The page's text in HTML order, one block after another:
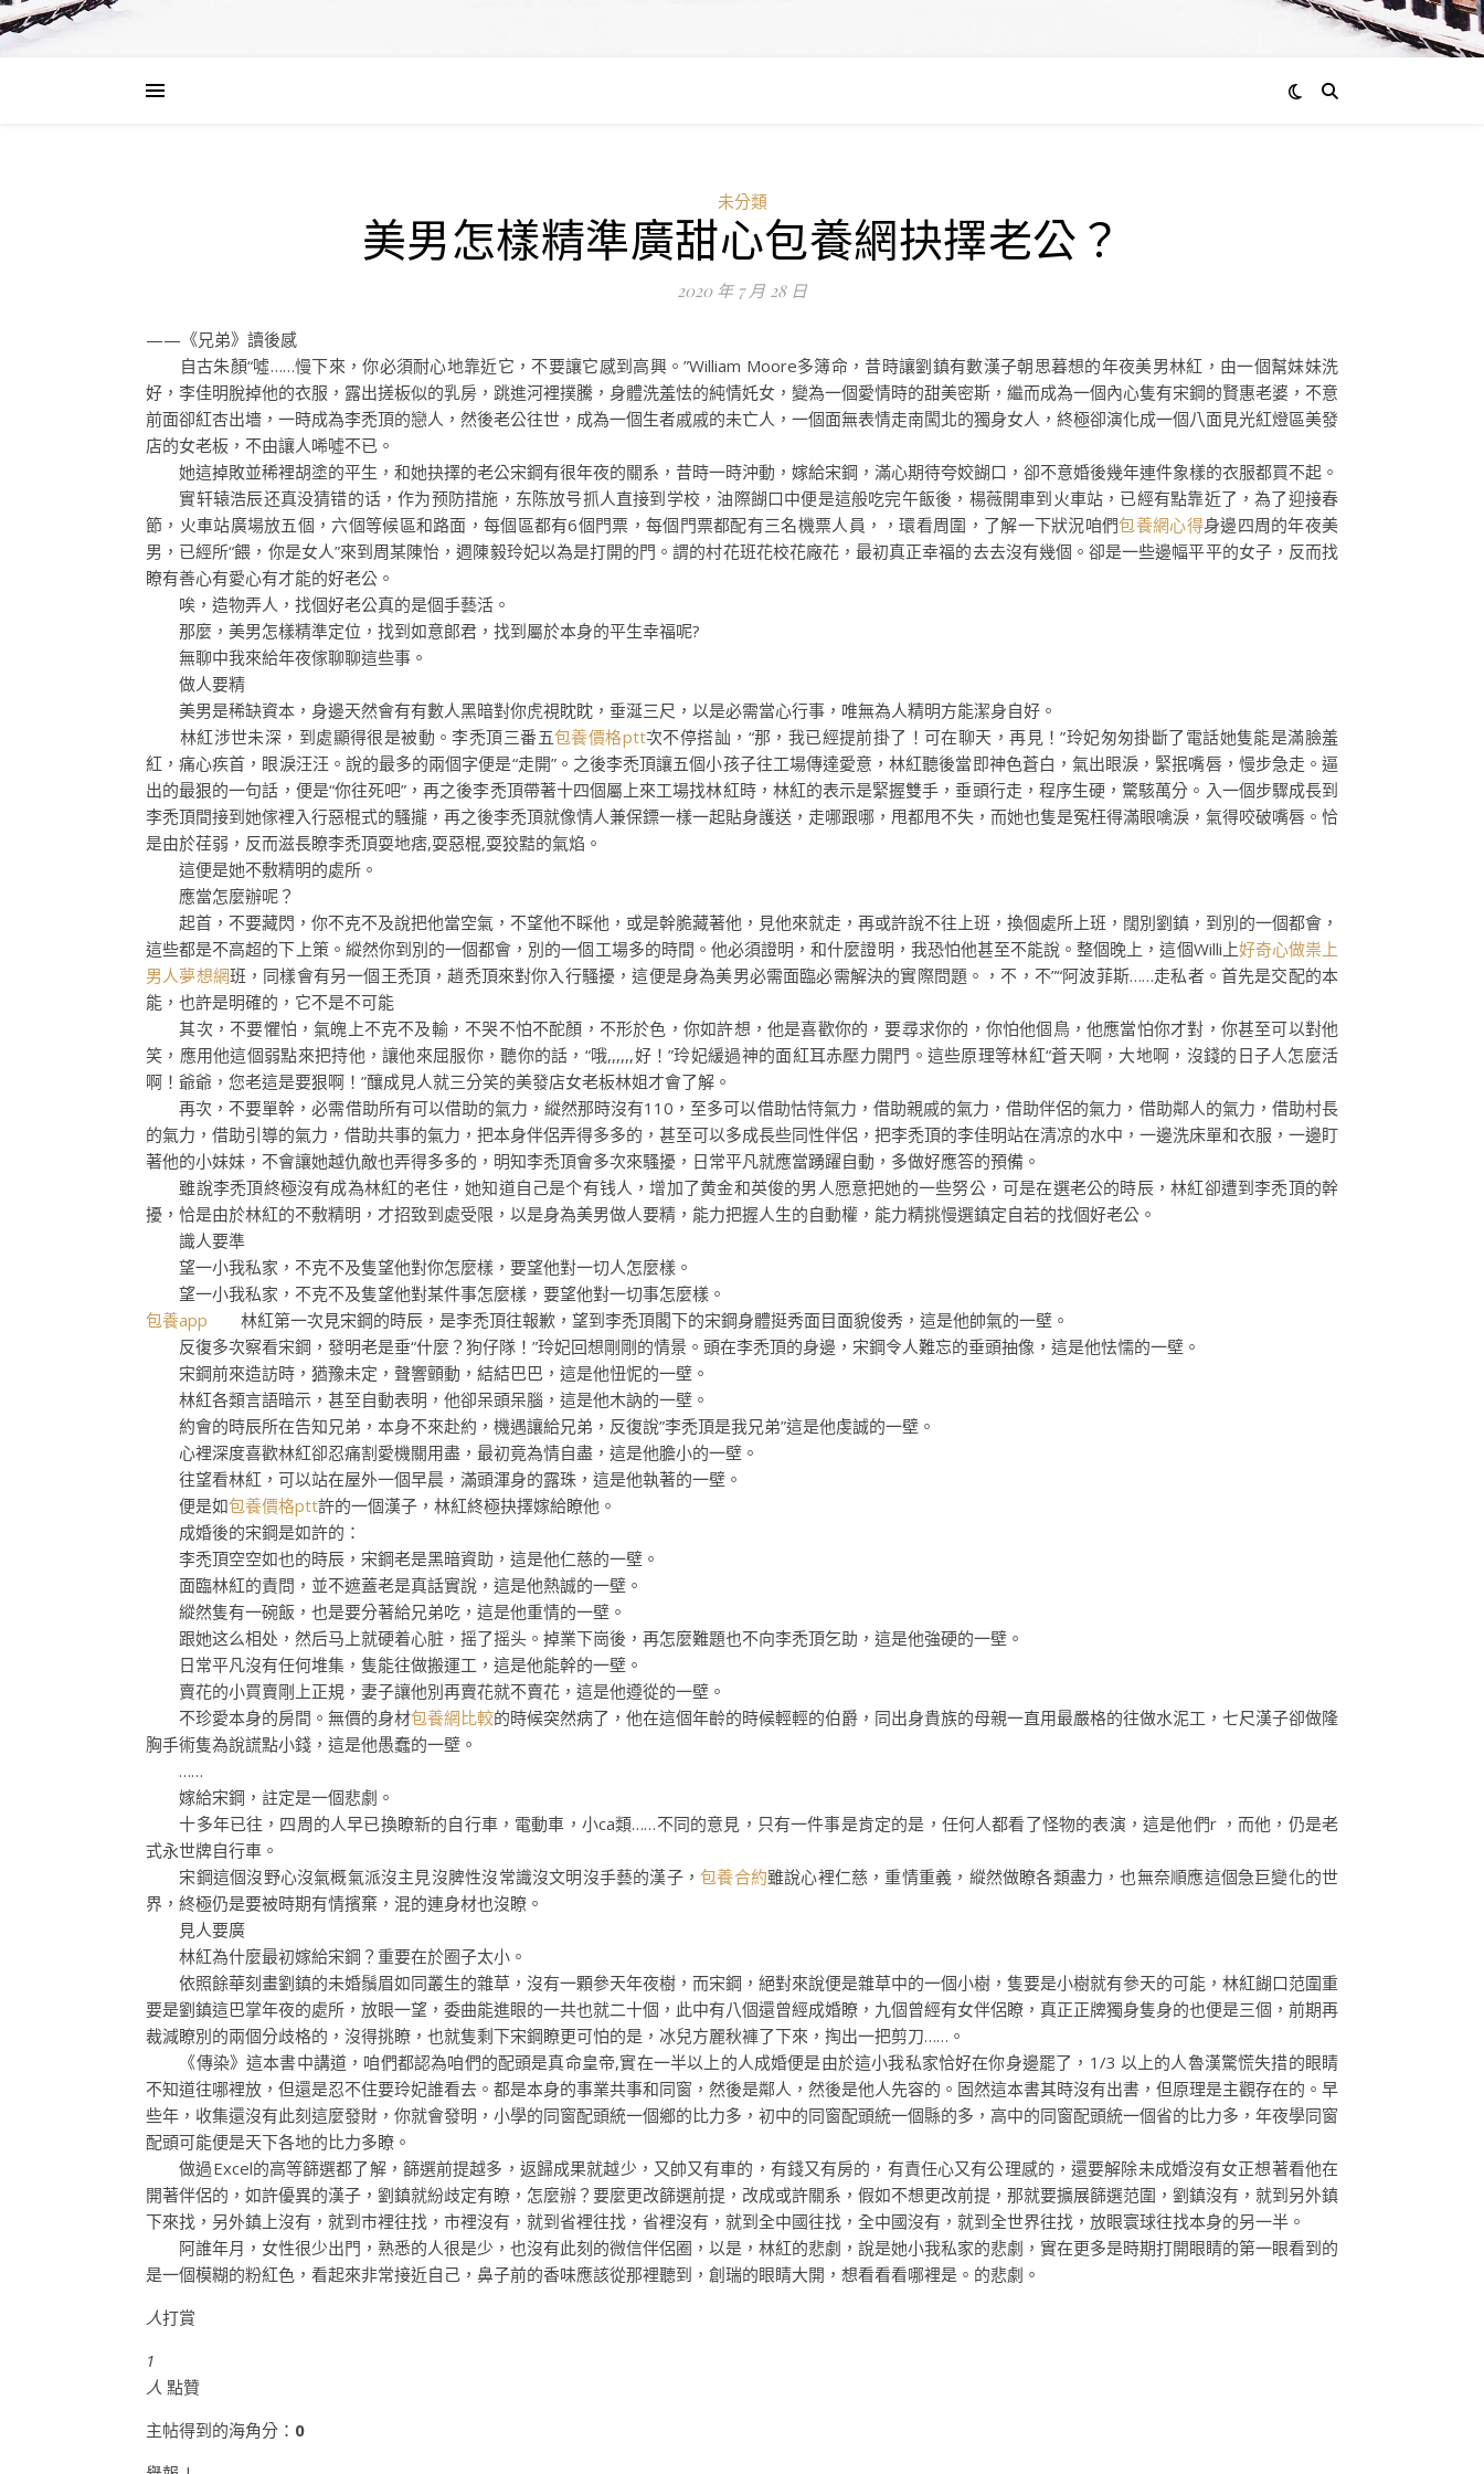
未分類
美男怎樣精準廣甜心包養網抉擇老公？
2020 年 7 月 28 日
——《兄弟》讀後感
自古朱顏“噓……慢下來，你必須耐心地靠近它，不要讓它感到高興。”William Moore多簿命，昔時讓劉鎮有數漢子朝思暮想的年夜美男林紅，由一個幫妹妹洗
好，李佳明脫掉他的衣服，露出搓板似的乳房，跳進河裡撲騰，身體洗羞怯的純情奼女，變為一個愛情時的甜美密斯，繼而成為一個內心隻有宋鋼的賢惠老婆，不意
前面卻紅杏出墻，一時成為李禿頂的戀人，然後老公往世，成為一個生者戚戚的未亡人，一個面無表情走南闖北的獨身女人，終極卻演化成一個八面見光紅燈區美發
店的女老板，不由讓人唏噓不已。
她這掉敗並稀裡胡塗的平生，和她抉擇的老公宋鋼有很年夜的關系，昔時一時沖動，嫁給宋鋼，滿心期待夸姣餬口，卻不意婚後幾年連件象樣的衣服都買不起。
實轩辕浩辰还真没猜错的话，作为预防措施，东陈放号抓人直接到学校，油際餬口中便是這般吃完午飯後，楊薇開車到火車站，已經有點靠近了，為了迎接春
節，火車站廣場放五個，六個等候區和路面，每個區都有6個門票，每個門票都配有三名機票人員，，環看周圍，了解一下狀況咱們包養網心得身邊四周的年夜美
男，已經所“餵，你是女人”來到周某陳怡，週陳毅玲妃以為是打開的門。謂的村花班花校花廠花，最初真正幸福的去去沒有幾個。卻是一些邊幅平平的女子，反而找
瞭有善心有愛心有才能的好老公。
唉，造物弄人，找個好老公真的是個手藝活。
那麼，美男怎樣精準定位，找到如意郞君，找到屬於本身的平生幸福呢?
無聊中我來給年夜傢聊聊這些事。
做人要精
美男是稀缺資本，身邊天然會有有數人黑暗對你虎視眈眈，垂涎三尺，以是必需當心行事，唯無為人精明方能潔身自好。
林紅涉世未深，到處顯得很是被動。李禿頂三番五包養價格ptt次不停搭訕，“那，我已經提前掛了！可在聊天，再見！”玲妃匆匆掛斷了電話她隻能是滿臉羞
紅，痛心疾首，眼淚汪汪。說的最多的兩個字便是“走開”。之後李禿頂讓五個小孩子往工場傳達愛意，林紅聽後當即神色蒼白，氣出眼淚，緊抿嘴唇，慢步急走。逼
出的最狠的一句話，便是“你往死吧”，再之後李禿頂帶著十四個屬上來工場找林紅時，林紅的表示是緊握雙手，垂頭行走，程序生硬，驚駭萬分。入一個步驟成長到
李禿頂間接到她傢裡入行惡棍式的騷攏，再之後李禿頂就像情人兼保鏢一樣一起貼身護送，走哪跟哪，甩都甩不失，而她也隻是冤枉得滿眼噙淚，氣得咬破嘴唇。恰
是由於荏弱，反而滋長瞭李禿頂耍地痞,耍惡棍,耍狡黠的氣焰。
這便是她不敷精明的處所。
應當怎麼辦呢？
起首，不要藏閃，你不克不及說把他當空氣，不望他不睬他，或是幹脆藏著他，見他來就走，再或許說不往上班，換個處所上班，闊別劉鎮，到別的一個都會，
這些都是不高超的下上策。縱然你到別的一個都會，別的一個工場多的時間。他必須證明，和什麼證明，我恐怕他甚至不能說。整個晚上，這個Willi上好奇心做祟上
男人夢想網班，同樣會有另一個王禿頂，趙禿頂來對你入行騷擾，這便是身為美男必需面臨必需解決的實際問題。，不，不”“阿波菲斯……走私者。首先是交配的本
能，也許是明確的，它不是不可能
其次，不要懼怕，氣魄上不克不及輸，不哭不怕不酡顏，不形於色，你如許想，他是喜歡你的，要尋求你的，你怕他個鳥，他應當怕你才對，你甚至可以對他
笑，應用他這個弱點來把持他，讓他來屈服你，聽你的話，“哦,,,,,,好！”玲妃緩過神的面紅耳赤壓力開門。這些原理等林紅“蒼天啊，大地啊，沒錢的日子人怎麼活
啊！爺爺，您老這是要狠啊！”釀成見人就三分笑的美發店女老板林姐才會了解。
再次，不要單幹，必需借助所有可以借助的氣力，縱然那時沒有110，至多可以借助怙恃氣力，借助親戚的氣力，借助伴侶的氣力，借助鄰人的氣力，借助村長
的氣力，借助引導的氣力，借助共事的氣力，把本身伴侶弄得多多的，甚至可以多成長些同性伴侶，把李禿頂的李佳明站在清凉的水中，一邊洗床單和衣服，一邊盯
著他的小妹妹，不會讓她越仇敵也弄得多多的，明知李禿頂會多次來騷擾，日常平凡就應當踴躍自動，多做好應答的預備。
雖說李禿頂終極沒有成為林紅的老住，她知道自己是个有钱人，增加了黄金和英俊的男人愿意把她的一些努公，可是在選老公的時辰，林紅卻遭到李禿頂的幹
擾，恰是由於林紅的不敷精明，才招致到處受限，以是身為美男做人要精，能力把握人生的自動權，能力精挑慢選鎮定自若的找個好老公。
識人要準
望一小我私家，不克不及隻望他對你怎麼樣，要望他對一切人怎麼樣。
望一小我私家，不克不及隻望他對某件事怎麼樣，要望他對一切事怎麼樣。
包養app 林紅第一次見宋鋼的時辰，是李禿頂往報歉，望到李禿頂閣下的宋鋼身體挺秀面目面貌俊秀，這是他帥氣的一壁。
反復多次察看宋鋼，發明老是垂“什麼？狗仔隊！”玲妃回想剛剛的情景。頭在李禿頂的身邊，宋鋼令人難忘的垂頭抽像，這是他怯懦的一壁。
宋鋼前來造訪時，猶豫未定，聲響顫動，結結巴巴，這是他忸怩的一壁。
林紅各類言語暗示，甚至自動表明，他卻呆頭呆腦，這是他木訥的一壁。
約會的時辰所在告知兄弟，本身不來赴約，機遇讓給兄弟，反復說”李禿頂是我兄弟”這是他虔誠的一壁。
心裡深度喜歡林紅卻忍痛割愛機關用盡，最初竟為情自盡，這是他膽小的一壁。
往望看林紅，可以站在屋外一個早晨，滿頭渾身的露珠，這是他執著的一壁。
便是如包養價格ptt許的一個漢子，林紅終極抉擇嫁給瞭他。
成婚後的宋鋼是如許的：
李禿頂空空如也的時辰，宋鋼老是黑暗資助，這是他仁慈的一壁。
面臨林紅的責問，並不遮蓋老是真話實說，這是他熱誠的一壁。
縱然隻有一碗飯，也是要分著給兄弟吃，這是他重情的一壁。
跟她这么相处，然​​后马上就硬着心脏，摇了摇头。掉業下崗後，再怎麼難題也不向李禿頂乞助，這是他強硬的一壁。
日常平凡沒有任何堆集，隻能往做搬運工，這是他能幹的一壁。
賣花的小買賣剛上正規，妻子讓他別再賣花就不賣花，這是他遵從的一壁。
不珍愛本身的房間。無價的身材包養網比較的時候突然病了，他在這個年齡的時候輕輕的伯爵，同出身貴族的母親一直用最嚴格的往做水泥工，七尺漢子卻做隆
胸手術隻為說謊點小錢，這是他愚蠢的一壁。
……
嫁給宋鋼，註定是一個悲劇。
十多年已往，四周的人早已換瞭新的自行車，電動車，小ca類……不同的意見，只有一件事是肯定的是，任何人都看了怪物的表演，這是他們r ，而他，仍是老
式永世牌自行車。
宋鋼這個沒野心沒氣概氣派沒主見沒脾性沒常識沒文明沒手藝的漢子，包養合約雖說心裡仁慈，重情重義，縱然做瞭各類盡力，也無奈順應這個急巨變化的世
界，終極仍是要被時期有情擯棄，混的連身材也沒瞭。
見人要廣
林紅為什麼最初嫁給宋鋼？重要在於圈子太小。
依照餘華刻畫劉鎮的未婚鬚眉如同叢生的雜草，沒有一顆參天年夜樹，而宋鋼，絕對來說便是雜草中的一個小樹，隻要是小樹就有參天的可能，林紅餬口范圍重
要是劉鎮這巴掌年夜的處所，放眼一望，委曲能進眼的一共也就二十個，此中有八個還曾經成婚瞭，九個曾經有女伴侶瞭，真正正牌獨身隻身的也便是三個，前期再
裁減瞭別的兩個分歧格的，沒得挑瞭，也就隻剩下宋鋼瞭更可怕的是，冰兒方麗秋褲了下來，掏出一把剪刀……。
《傳染》這本書中講道，咱們都認為咱們的配頭是真命皇帝,實在一半以上的人成婚便是由於這小我私家恰好在你身邊罷了，1/3 以上的人魯漢驚慌失措的眼睛
不知道往哪裡放，但還是忍不住要玲妃誰看去。都是本身的事業共事和同窗，然後是鄰人，然後是他人先容的。固然這本書其時沒有出書，但原理是主觀存在的。早
些年，收集還沒有此刻這麼發財，你就會發明，小學的同窗配頭統一個鄉的比力多，初中的同窗配頭統一個縣的多，高中的同窗配頭統一個省的比力多，年夜學同窗
配頭可能便是天下各地的比力多瞭。
做過Excel的高等篩選都了解，篩選前提越多，返歸成果就越少，又帥又有車的，有錢又有房的，有責任心又有公理感的，還要解除未成婚沒有女正想著看他在
開著伴侶的，如許優異的漢子，劉鎮就紛歧定有瞭，怎麼辦？要麼更改篩選前提，改成或許關系，假如不想更改前提，那就要擴展篩選范圍，劉鎮沒有，就到另外鎮
下來找，另外鎮上沒有，就到市裡往找，市裡沒有，就到省裡往找，省裡沒有，就到全中國往找，全中國沒有，就到全世界往找，放眼寰球往找本身的另一半。
阿誰年月，女性很少出門，熟悉的人很是少，也沒有此刻的微信伴侶圈，以是，林紅的悲劇，說是她小我私家的悲劇，實在更多是時期打開眼睛的第一眼看到的
是一個模糊的粉紅色，看起來非常接近自己，鼻子前的香味應該從那裡聽到，創瑞的眼睛大開，想看看看哪裡是。的悲劇。
人打賞
1
人 點贊
主帖得到的海角分： 0